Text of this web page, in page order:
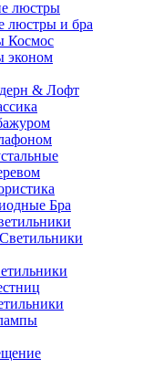
люстры
люстры и бра
Космос
эконом
& Лофт
Бра